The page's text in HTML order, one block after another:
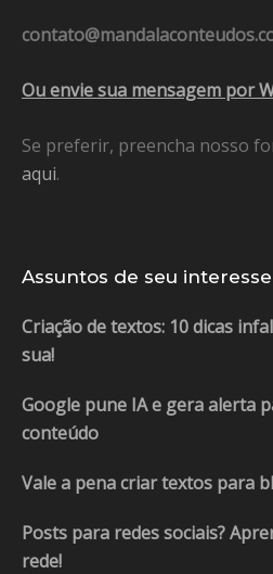
Ou envie sua mensagem por
Se preferir, preencha nosso
aqui.
Assuntos de seu interesse
Criação de textos: 10 dicas
sua!
Google pune IA e gera alerta
conteúdo
Vale a pena criar textos para
Posts para redes sociais?
rede!